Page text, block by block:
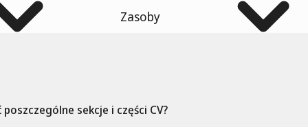
Zasoby
sekcje i części CV?